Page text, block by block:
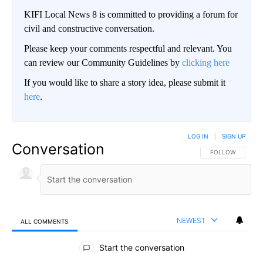
KIFI Local News 8 is committed to providing a forum for
civil and constructive conversation.
Please keep your comments respectful and relevant. You
can review our Community Guidelines by clicking here
If you would like to share a story idea, please submit it
here.
Conversation FOLLOW THIS
FOLLOW
LOG IN SIGN UP
ALL COMMENTS NEWEST
All Comments
Start the conversation